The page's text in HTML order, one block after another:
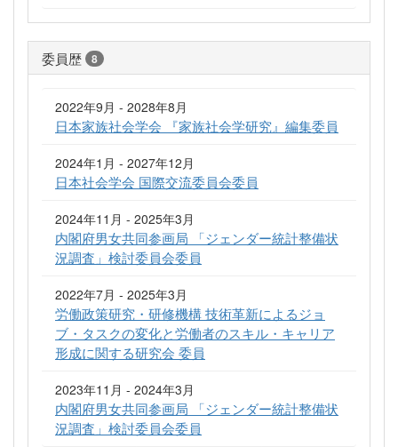
委員歴 8
2022年9月 - 2028年8月
日本家族社会学会 『家族社会学研究』編集委員
2024年1月 - 2027年12月
日本社会学会 国際交流委員会委員
2024年11月 - 2025年3月
内閣府男女共同参画局 「ジェンダー統計整備状
況調査」検討委員会委員
2022年7月 - 2025年3月
労働政策研究・研修機構 技術革新によるジョ
ブ・タスクの変化と労働者のスキル・キャリア
形成に関する研究会 委員
2023年11月 - 2024年3月
内閣府男女共同参画局 「ジェンダー統計整備状
況調査」検討委員会委員